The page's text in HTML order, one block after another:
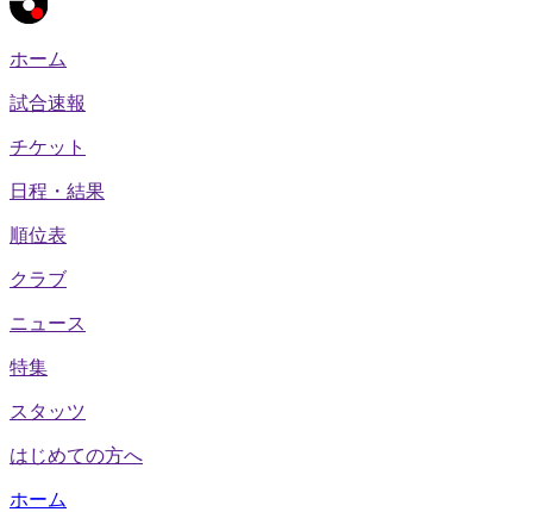
ホーム
試合速報
チケット
日程・結果
順位表
クラブ
ニュース
特集
スタッツ
はじめての方へ
ホーム